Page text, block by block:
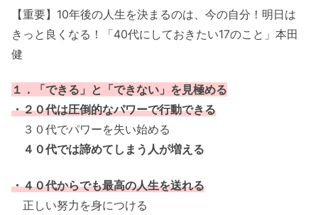
【重要】10年後の人生を決まるのは、今の自分！明日は
きっと良くなる！「40代にしておきたい17のこと」本田
健
１．「できる」と「できない」を見極める
・２０代は圧倒的なパワーで行動できる
３０代でパワーを失い始める
４０代では諦めてしまう人が増える
・４０代からでも最高の人生を送れる
正しい努力を身につける